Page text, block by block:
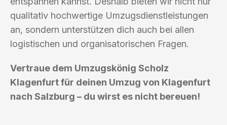
qualitativ hochwertige Umzugsdienstleistungen
an, sondern unterstützen dich auch bei allen
logistischen und organisatorischen Fragen.
Vertraue dem Umzugskönig Scholz
Klagenfurt für deinen Umzug von Klagenfurt
nach Salzburg – du wirst es nicht bereuen!